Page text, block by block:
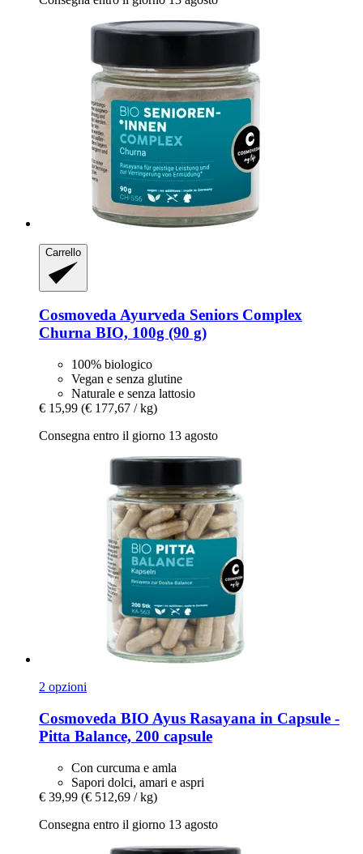
Carrello
CosmovedaAyurveda Seniors Complex
Churna BIO, 100g (90 g)
100% biologico
Vegan e senza glutine
Naturale e senza lattosio
€ 15,99 (€ 177,67 / kg)
Consegna entro il giorno 13 agosto
2 opzioni
Cosmoveda BIO Ayus Rasayana in Capsule -​
Pitta Balance, 200 capsule
Con curcuma e amla
Sapori dolci, amari e aspri
€ 39,99 (€ 512,69 / kg)
Consegna entro il giorno 13 agosto